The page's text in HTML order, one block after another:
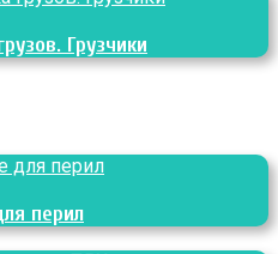
Грузчики
перил